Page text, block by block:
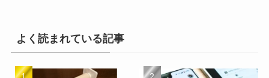
よく読まれている記事